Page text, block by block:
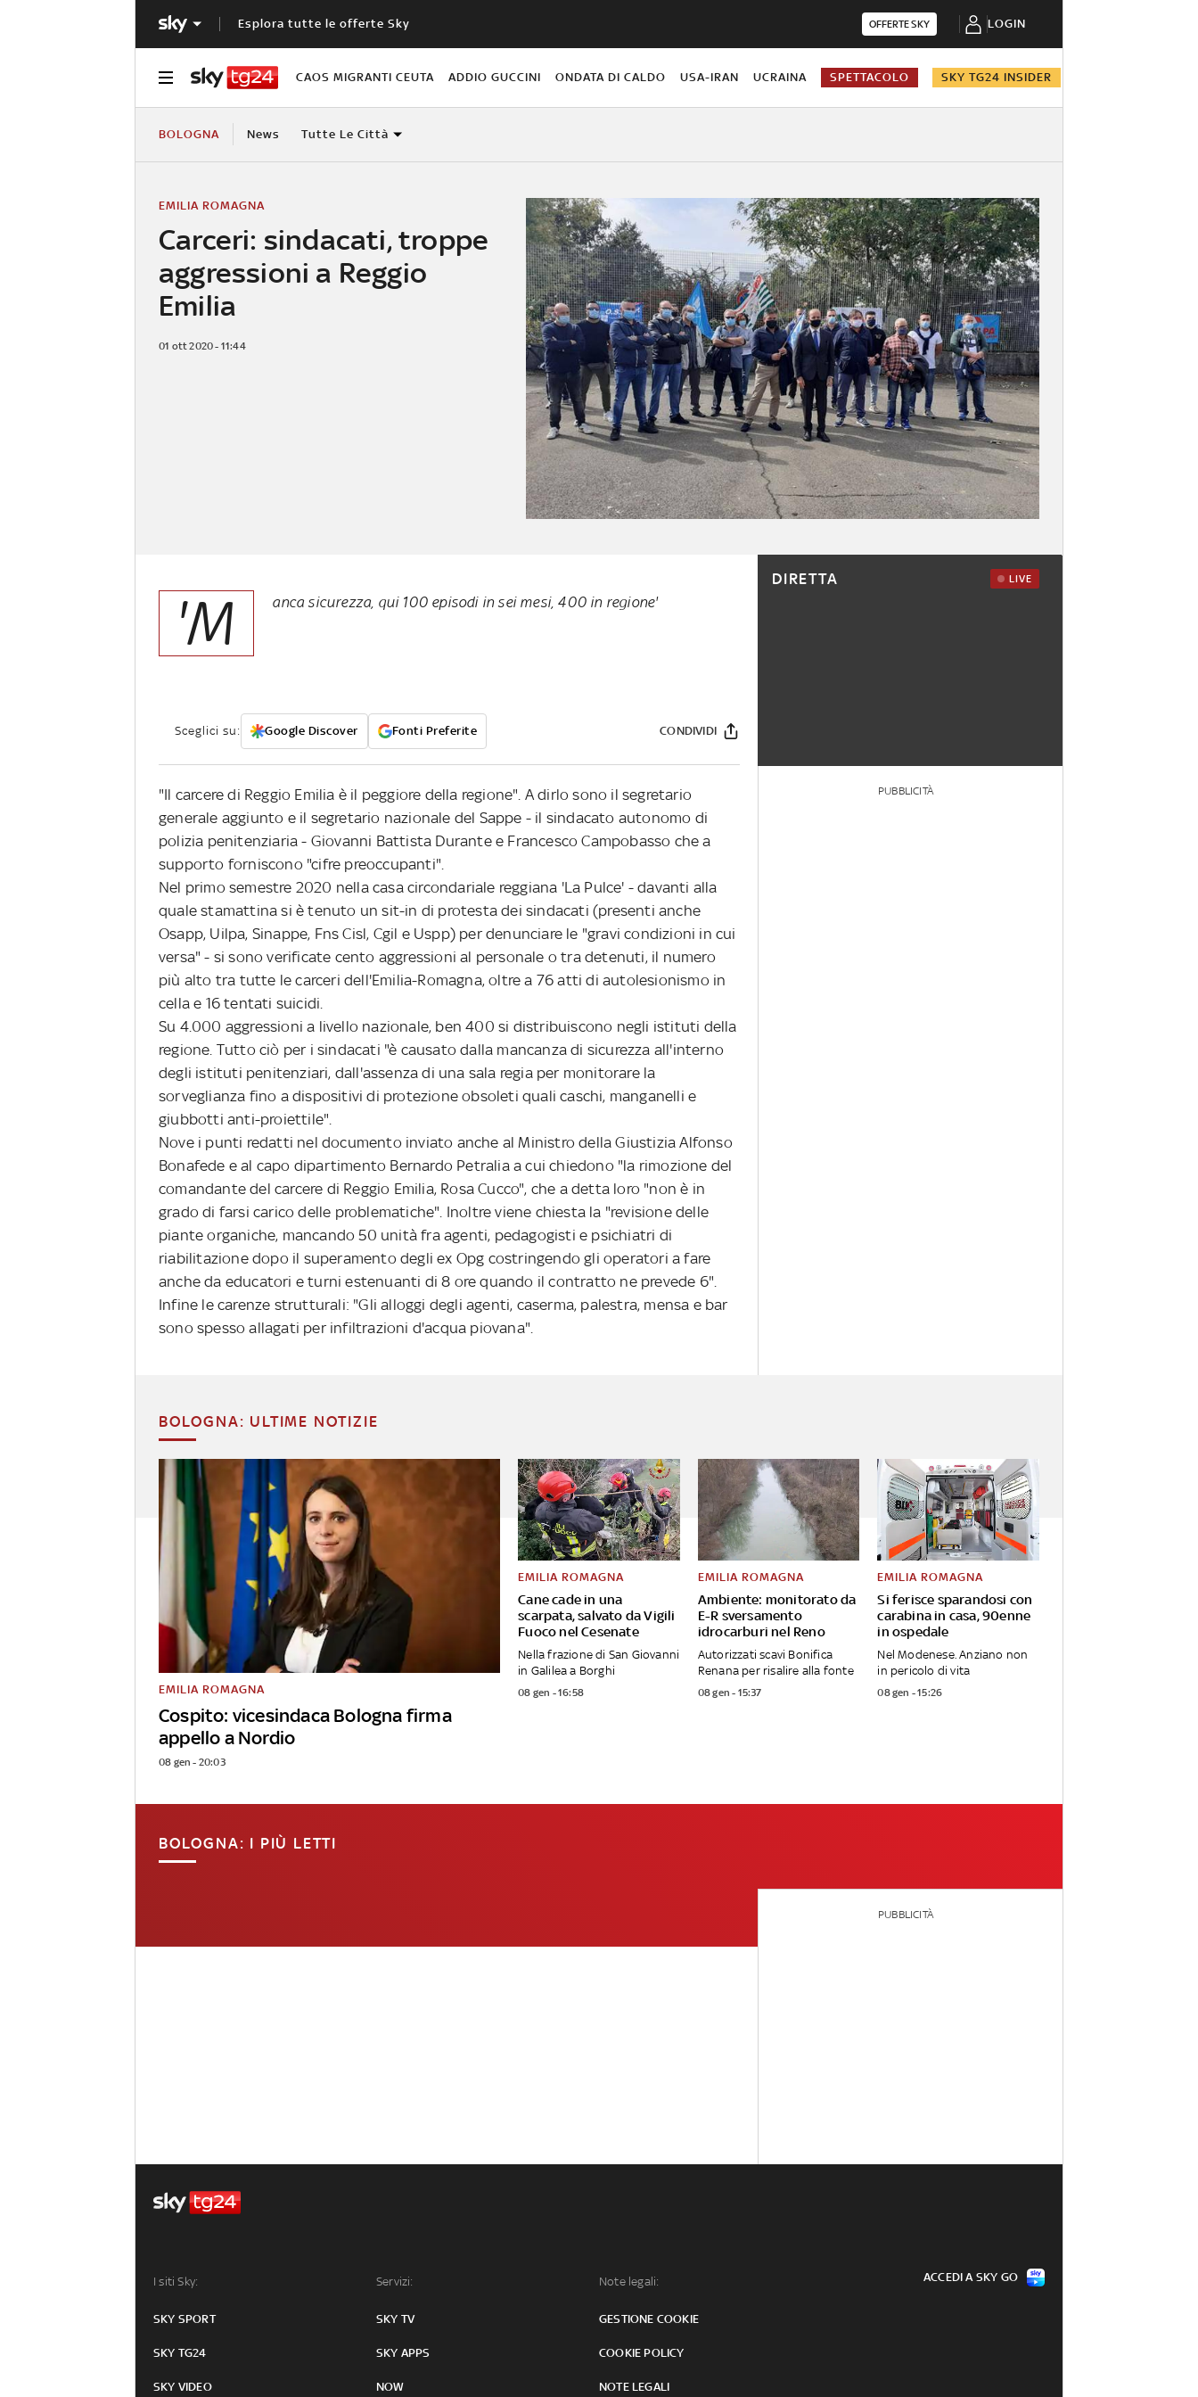
Esplora tutte le offerte Sky OFFERTE SKY LOGIN
CAOS MIGRANTI CEUTA ADDIO GUCCINI ONDATA DI CALDO USA-IRAN UCRAINA SPETTACOLO SKY TG24 INSIDER
BOLOGNA News Tutte Le Città
Carceri: sindacati, troppe
aggressioni a Reggio
Emilia
EMILIA ROMAGNA
01 ott 2020 - 11:44
'M anca sicurezza, qui 100 episodi in sei mesi, 400 in regione'
Sceglici su: Google Discover Fonti Preferite CONDIVIDI
"Il carcere di Reggio Emilia è il peggiore della regione". A dirlo sono il segretario
generale aggiunto e il segretario nazionale del Sappe - il sindacato autonomo di
polizia penitenziaria - Giovanni Battista Durante e Francesco Campobasso che a
supporto forniscono "cifre preoccupanti".
Nel primo semestre 2020 nella casa circondariale reggiana 'La Pulce' - davanti alla
quale stamattina si è tenuto un sit-in di protesta dei sindacati (presenti anche
Osapp, Uilpa, Sinappe, Fns Cisl, Cgil e Uspp) per denunciare le "gravi condizioni in cui
versa" - si sono verificate cento aggressioni al personale o tra detenuti, il numero
più alto tra tutte le carceri dell'Emilia-Romagna, oltre a 76 atti di autolesionismo in
cella e 16 tentati suicidi.
Su 4.000 aggressioni a livello nazionale, ben 400 si distribuiscono negli istituti della
regione. Tutto ciò per i sindacati "è causato dalla mancanza di sicurezza all'interno
degli istituti penitenziari, dall'assenza di una sala regia per monitorare la
sorveglianza fino a dispositivi di protezione obsoleti quali caschi, manganelli e
giubbotti anti-proiettile".
Nove i punti redatti nel documento inviato anche al Ministro della Giustizia Alfonso
Bonafede e al capo dipartimento Bernardo Petralia a cui chiedono "la rimozione del
comandante del carcere di Reggio Emilia, Rosa Cucco", che a detta loro "non è in
grado di farsi carico delle problematiche". Inoltre viene chiesta la "revisione delle
piante organiche, mancando 50 unità fra agenti, pedagogisti e psichiatri di
riabilitazione dopo il superamento degli ex Opg costringendo gli operatori a fare
anche da educatori e turni estenuanti di 8 ore quando il contratto ne prevede 6".
Infine le carenze strutturali: "Gli alloggi degli agenti, caserma, palestra, mensa e bar
sono spesso allagati per infiltrazioni d'acqua piovana".
DIRETTA LIVE
PUBBLICITÀ
BOLOGNA: ULTIME NOTIZIE
Cospito: vicesindaca Bologna firma
appello a Nordio
EMILIA ROMAGNA
08 gen - 20:03
Cane cade in una
scarpata, salvato da Vigili
Fuoco nel Cesenate
EMILIA ROMAGNA
Nella frazione di San Giovanni
in Galilea a Borghi
08 gen - 16:58
Ambiente: monitorato da
E-R sversamento
idrocarburi nel Reno
EMILIA ROMAGNA
Autorizzati scavi Bonifica
Renana per risalire alla fonte
08 gen - 15:37
Si ferisce sparandosi con
carabina in casa, 90enne
in ospedale
EMILIA ROMAGNA
Nel Modenese. Anziano non
in pericolo di vita
08 gen - 15:26
BOLOGNA: I PIÙ LETTI
PUBBLICITÀ
I siti Sky:
SKY SPORT
SKY TG24
SKY VIDEO
Servizi:
SKY TV
SKY APPS
NOW
Note legali:
GESTIONE COOKIE
COOKIE POLICY
NOTE LEGALI
ACCEDI A SKY GO